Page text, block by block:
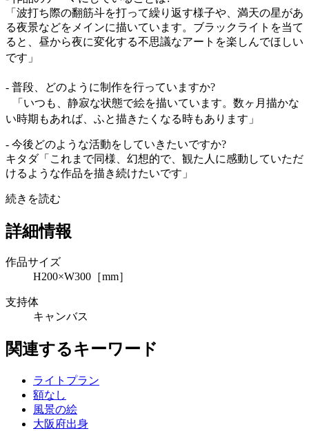
「波打ち際の翻筋斗を打って繰り返す様子や、満天の星があ
る夜景などをメインに描いています。ブラックライトを当て
ると、昼から夜に変化する不思議なアートを楽しんでほしい
です」
- 普段、どのように制作を行っていますか?
「いつも、静寂な状態で絵を描いています。数ヶ月描かな
い時期もあれば、ふと描きたくなる時もあります」
- 今後どのような活動をしていきたいですか?
キタダ「これまで同様、幻想的で、観た人に感動していただ
けるような作品を描き続けたいです」
続きを読む
詳細情報
作品サイズ
H200×W300［mm］
支持体
キャンバス
関連するキーワード
ライトプラン
額なし
風景の絵
大阪府出身